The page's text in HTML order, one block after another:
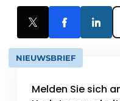
NIEUWSBRIEF
Melden Sie sich